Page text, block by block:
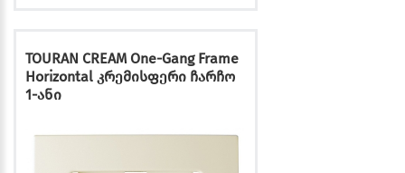
TOURAN CREAM One-Gang Frame
Horizontal კრემისფერი ჩარჩო
1-ანი